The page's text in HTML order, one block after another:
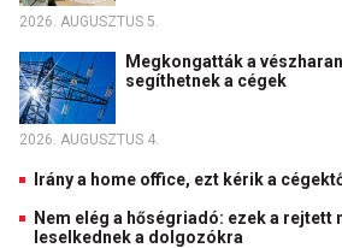
2026. AUGUSZTUS 5.
Megkongatták a
segíthetnek a cégek
2026. AUGUSZTUS 4.
Irány a home office, ezt kérik a
Nem elég a hőségriadó: ezek a rejtett
leselkednek a dolgozókra